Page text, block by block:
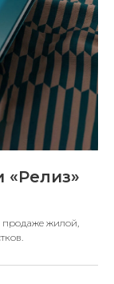
«Релиз»
продаже жилой,